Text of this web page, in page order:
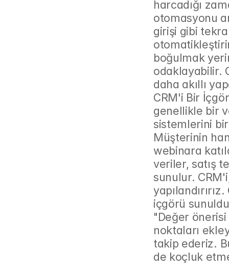
harcadığı
otomasyonu
girişi gibi
boğulmak
odaklayabilir.
daha akıllı
CRM'i Bir
genellikle bir
sistemlerini
Müşterinin
webinara
veriler, satış
sunulur.
içgörü
"Değer
noktaları
takip ederiz.
de koçluk